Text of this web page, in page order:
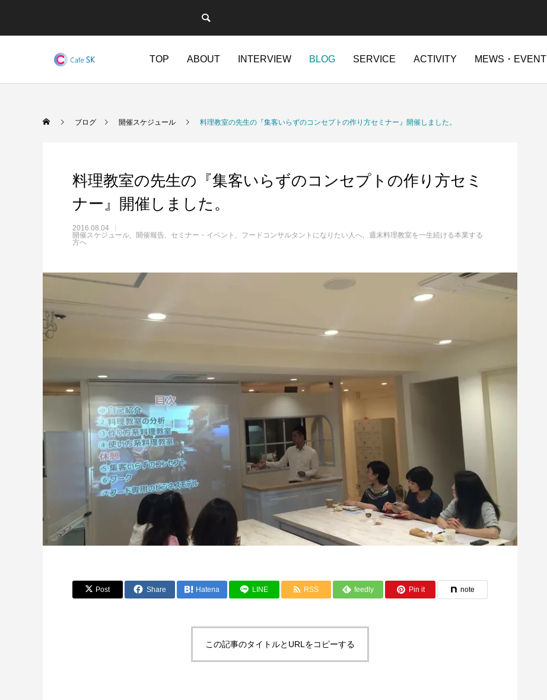
TOP ABOUT INTERVIEW BLOG SERVICE ACTIVITY MEWS・EVENT
ブログ 開催スケジュール 料理教室の先生の『集客いらずのコンセプトの作り方セミナー』開催しました。
料理教室の先生の『集客いらずのコンセプトの作り方セミ
ナー』開催しました。
2016.08.04
開催スケジュール
開催報告 セミナー・イベント フードコンサルタントになりたい人へ
週末料理教室を一生続ける本業する
方へ
Post Share Hatena LINE RSS feedly Pin it note
この記事のタイトルとURLをコピーする